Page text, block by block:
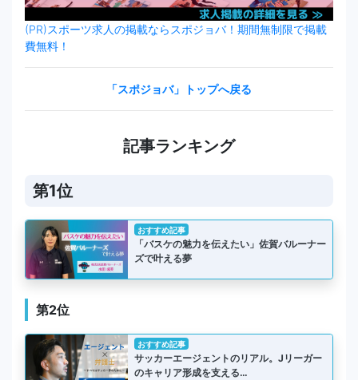
(PR)スポーツ求人の掲載ならスポジョバ！期間無制限で掲載
費無料！
「スポジョバ」トップへ戻る
記事ランキング
第1位
おすすめ記事
「バスケの魅力を伝えたい」佐賀バルーナー
ズで叶える夢
第2位
おすすめ記事
サッカーエージェントのリアル。Jリーガー
のキャリア形成を支える…